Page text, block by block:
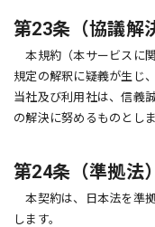
第23条（協議解
本規約（本サービスに
規定の解釈に疑義が生じ
当社及び利用社は、信義
の解決に努めるものとしま
第24条（準拠法）
本契約は、日本法を準
します。